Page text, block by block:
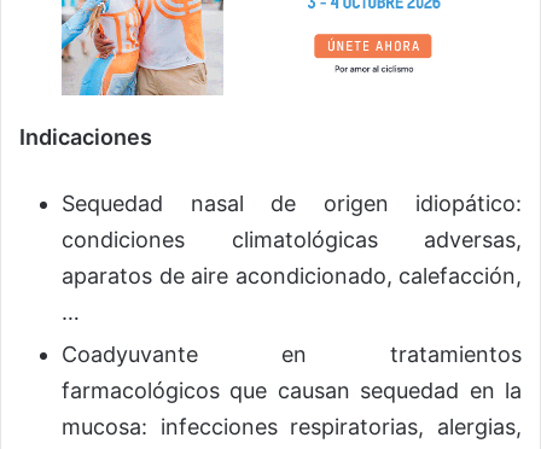
Indicaciones
Sequedad nasal de origen idiopático:
condiciones climatológicas adversas,
aparatos de aire acondicionado, calefacción,
…
Coadyuvante en tratamientos
farmacológicos que causan sequedad en la
mucosa: infecciones respiratorias, alergias,